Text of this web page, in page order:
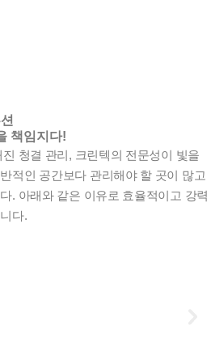
책임지다!
청결 관리, 크린텍의 전문성이 빛을
적인 공간보다 관리해야 할 곳이 많고
. 아래와 같은 이유로 효율적이고 강력
다.